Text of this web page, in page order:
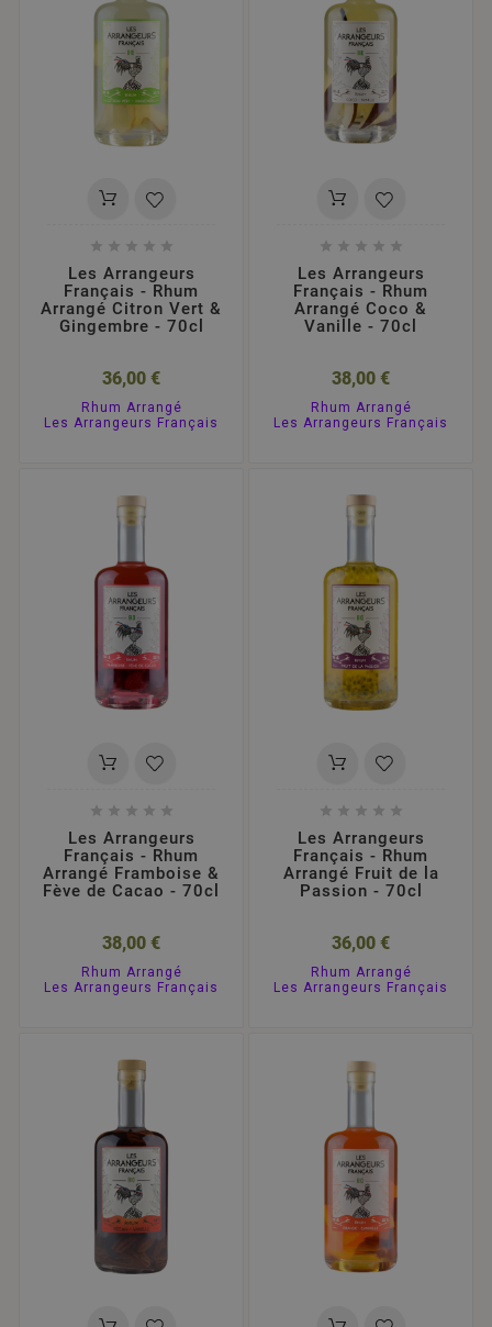
    
Les Arrangeurs
Français - Rhum
Arrangé Citron Vert &
Gingembre - 70cl
36,00 €
Rhum Arrangé
Les Arrangeurs Français
    
Les Arrangeurs
Français - Rhum
Arrangé Coco &
Vanille - 70cl
38,00 €
Rhum Arrangé
Les Arrangeurs Français
    
Les Arrangeurs
Français - Rhum
Arrangé Framboise &
Fève de Cacao - 70cl
38,00 €
Rhum Arrangé
Les Arrangeurs Français
    
Les Arrangeurs
Français - Rhum
Arrangé Fruit de la
Passion - 70cl
36,00 €
Rhum Arrangé
Les Arrangeurs Français